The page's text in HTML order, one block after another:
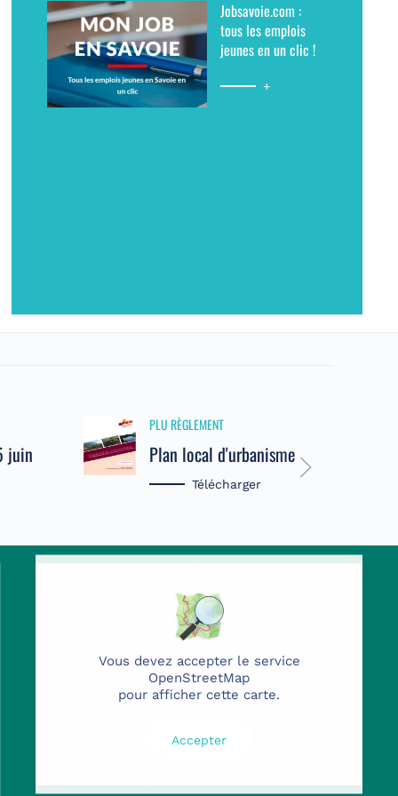
déployé sur Coeur de Savoie :
« Trans’portez-moi ». Il
permettr…
proximité et offres
numériques
théâtres…
Jobsavoie.com :
tous les emplois
jeunes en un clic !
+
juin
PLU RÈGLEMENT
Plan local d'urbanisme
Télécharger
Vous devez accepter le service
OpenStreetMap
pour afficher cette carte.
Accepter